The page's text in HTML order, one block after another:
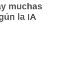
muchas
la IA